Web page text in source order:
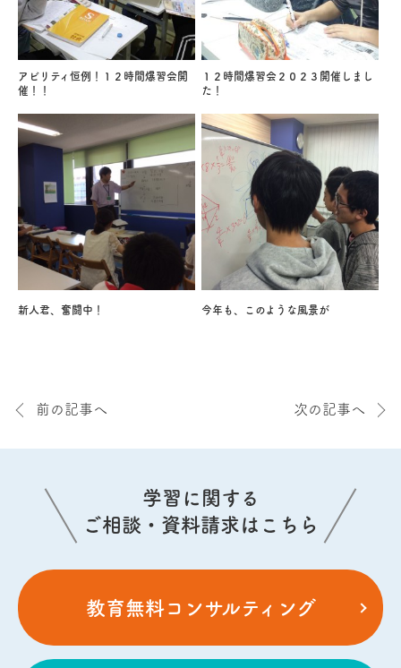
アビリティ恒例！１２時間爆習会開
催！！
１２時間爆習会２０２３開催しまし
た！
新人君、奮闘中！ 今年も、このような風景が
前の記事へ 次の記事へ
学習に関する
ご相談・資料請求はこちら
教育無料コンサルティング